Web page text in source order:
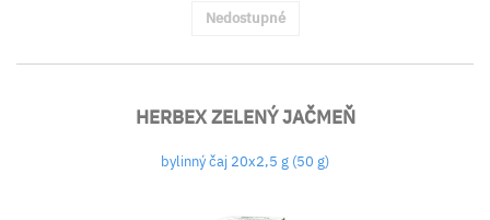
Nedostupné
HERBEX ZELENÝ JAČMEŇ
bylinný čaj 20x2,5 g (50 g)